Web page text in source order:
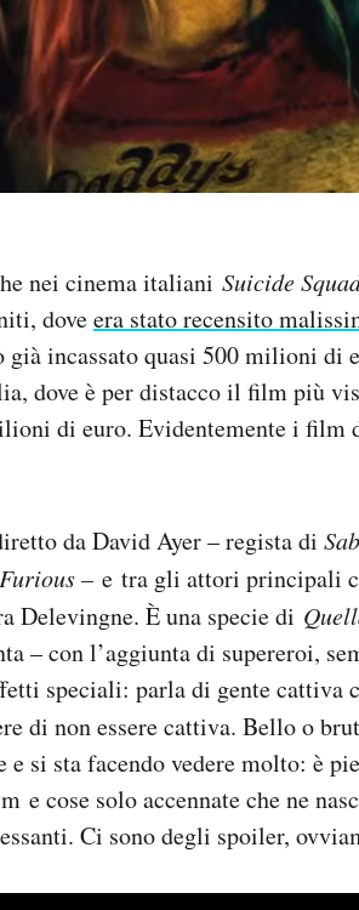
nei cinema italiani Suicide
doveera stato recensito
incassato quasi 500 milioni di
dove è per distacco il film più
di euro. Evidentemente i film
da David Ayer – regista di
– e tra gli attori principali
Delevingne. È una specie di
– con l’aggiunta di supereroi,
speciali: parla di gente cattiva
di non essere cattiva. Bello o
e si sta facendo vedere molto: è
e cose solo accennate che ne
Ci sono degli spoiler,